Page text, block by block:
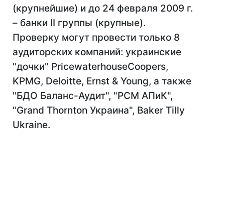
(крупнейшие) и до 24 февраля 2009 г.
– банки II группы (крупные).
Проверку могут провести только 8
аудиторских компаний: украинские
"дочки" PricewaterhouseCoopers,
KPMG, Deloitte, Ernst & Young, а также
"БДО Баланс-Аудит", "РСМ АПиК",
"Grand Thornton Украина", Baker Tilly
Ukraine.